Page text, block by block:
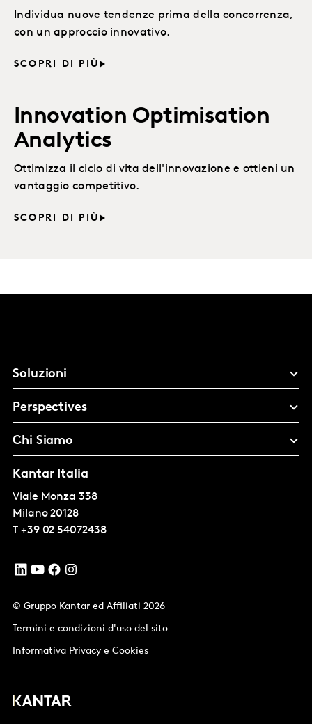
Individua nuove tendenze prima della concorrenza,
con un approccio innovativo.
SCOPRI DI PIÙ
Innovation Optimisation
Analytics
Ottimizza il ciclo di vita dell'innovazione e ottieni un
vantaggio competitivo.
SCOPRI DI PIÙ
Soluzioni
Perspectives
Chi Siamo
Kantar Italia
Viale Monza 338
Milano 20128
T +39 02 54072438
© Gruppo Kantar ed Affiliati 2026
Termini e condizioni d'uso del sito
Informativa Privacy e Cookies